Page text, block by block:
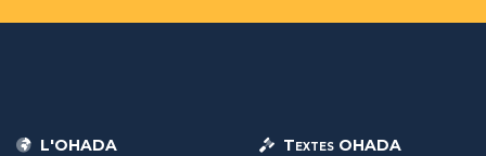
L'OHADA Textes OHADA